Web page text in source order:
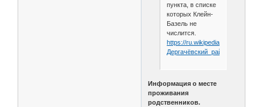
пункта, в списке
которых Клейн-
Базель не
числится.
https://ru.wikipedia.org/wiki/
Дергачёвский_район_
Информация о месте
проживания
родственников.